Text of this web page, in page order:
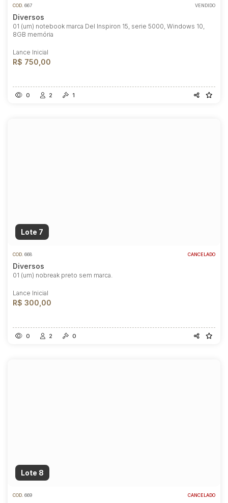
COD. 667 VENDIDO
Diversos
01 (um) notebook marca Del Inspiron 15, serie 5000, Windows 10,
8GB memória
Lance Inicial
R$ 750,00
0 2 1
Lote 7
COD. 668 CANCELADO
Diversos
01 (um) nobreak preto sem marca.
Lance Inicial
R$ 300,00
0 2 0
Lote 8
COD. 669 CANCELADO